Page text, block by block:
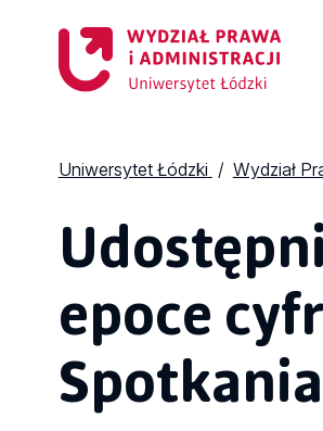
Uniwersytet Łódzki Wydział
epoce